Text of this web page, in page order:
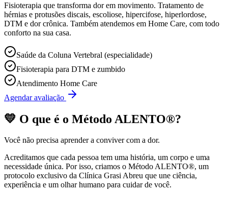
Fisioterapia que transforma dor em movimento. Tratamento de
hérnias e protusões discais, escoliose, hipercifose, hiperlordose,
DTM e dor crônica. Também atendemos em Home Care, com todo
conforto na sua casa.
Saúde da Coluna Vertebral (especialidade)
Fisioterapia para DTM e zumbido
Atendimento Home Care
Agendar avaliação
💛 O que é o Método ALENTO®?
Você não precisa aprender a conviver com a dor.
Acreditamos que cada pessoa tem uma história, um corpo e uma
necessidade única. Por isso, criamos o Método ALENTO®, um
protocolo exclusivo da Clínica Grasi Abreu que une ciência,
experiência e um olhar humano para cuidar de você.